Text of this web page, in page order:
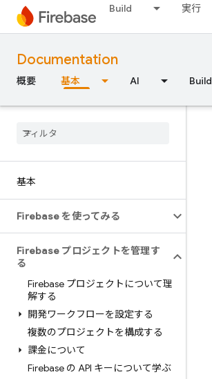
Build 実行
Documentation
概要 基本 AI Build
基本
Firebase を使ってみる
Firebase プロジェクトを管理す
る
Firebase プロジェクトについて理
解する
開発ワークフローを設定する
複数のプロジェクトを構成する
課金について
Firebase の API キーについて学ぶ